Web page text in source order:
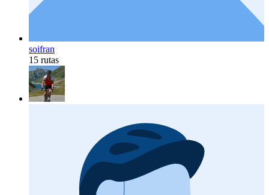
soifran
15 rutas